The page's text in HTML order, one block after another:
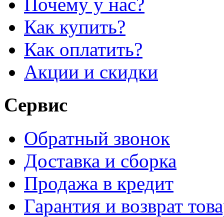
Как купить?
Как оплатить?
Акции и скидки
Сервис
Обратный звонок
Доставка и сборка
Продажа в кредит
Гарантия и возврат